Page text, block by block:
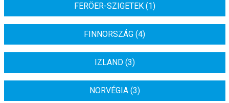
FERÖER-SZIGETEK (1)
FINNORSZÁG (4)
IZLAND (3)
NORVÉGIA (3)